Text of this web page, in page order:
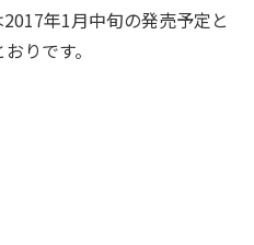
年1月中旬の発売予定と
りです。